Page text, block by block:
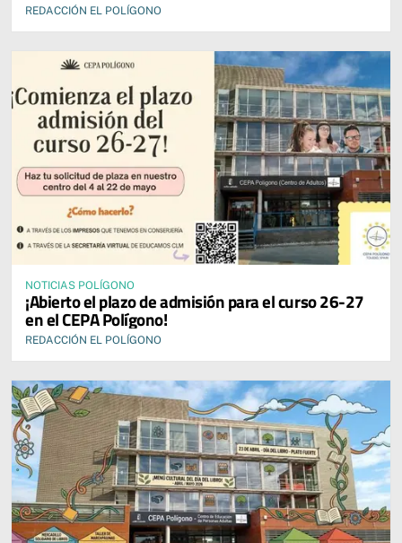
REDACCIÓN EL POLÍGONO
NOTICIAS POLÍGONO
¡Abierto el plazo de admisión para el curso 26-27
en el CEPA Polígono!
REDACCIÓN EL POLÍGONO